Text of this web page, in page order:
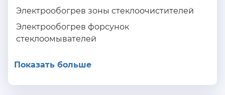
Электрообогрев зоны стеклоочистителей
Электрообогрев форсунок
стеклоомывателей
Показать больше